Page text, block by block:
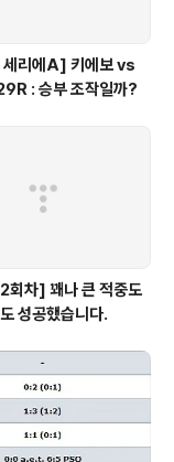
세리에A] 키에보 vs
: 승부 조작일까?
회차] 꽤나 큰 적중도
성공했습니다.